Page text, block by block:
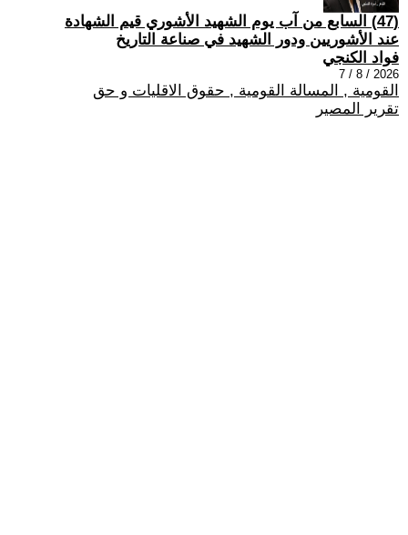
(47) السابع من آب يوم الشهيد الأشوري قيم الشهادة
عند الأشوريين ودور الشهيد في صناعة التاريخ
فواد الكنجي
2026 / 8 / 7
القومية , المسالة القومية , حقوق الاقليات و حق
تقرير المصير